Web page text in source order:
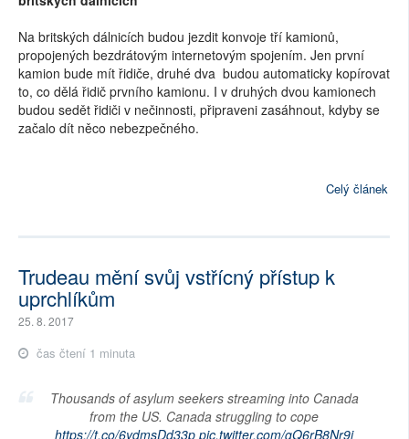
Na britských dálnicích budou jezdit konvoje tří kamionů,
propojených bezdrátovým internetovým spojením. Jen první
kamion bude mít řidiče, druhé dva budou automaticky kopírovat
to, co dělá řidič prvního kamionu. I v druhých dvou kamionech
budou sedět řidiči v nečinnosti, připraveni zasáhnout, kdyby se
začalo dít něco nebezpečného.
Celý článek
Trudeau mění svůj vstřícný přístup k
uprchlíkům
25. 8. 2017
čas čtení 1 minuta
Thousands of asylum seekers streaming into Canada
from the US. Canada struggling to cope
https://t.co/6ydmsDd33p pic.twitter.com/gQ6rB8Nr9i